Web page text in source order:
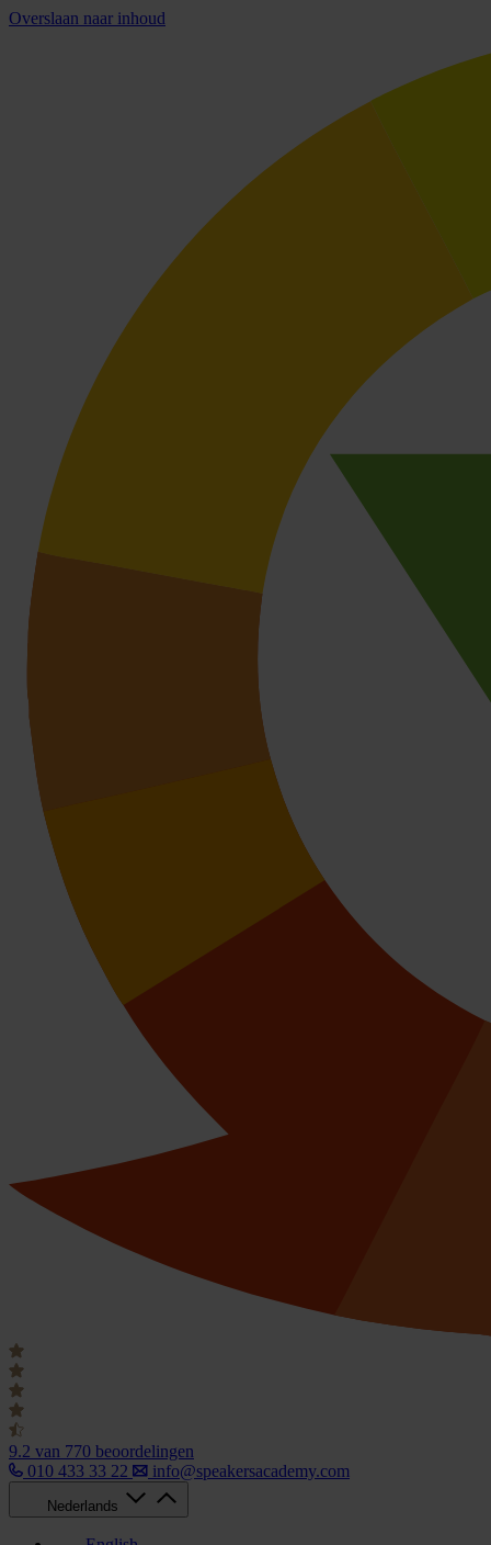
Overslaan naar inhoud
9.2 van 770 beoordelingen
010 433 33 22
info@speakersacademy.com
Nederlands